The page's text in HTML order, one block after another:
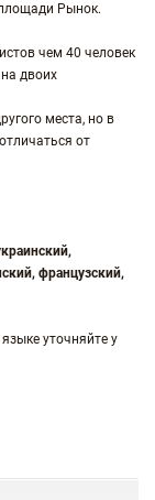
Рынок.
чем 40 человек
двоих
места, но в
от
французский,
уточняйте у